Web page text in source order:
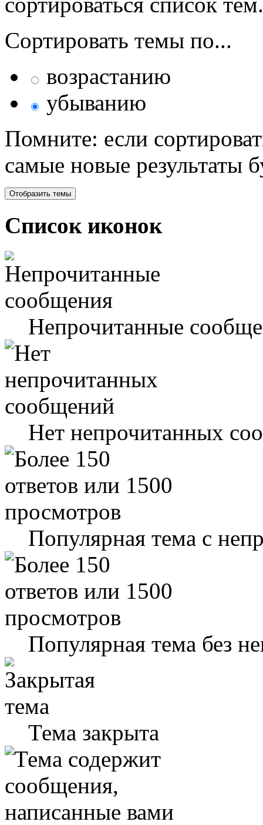
Сортировать темы по...
возрастанию
убыванию
Помните: если
самые новые результаты
Список иконок
Непрочитанные
Нет непрочитанных
Популярная тема с
Популярная тема без
Тема закрыта